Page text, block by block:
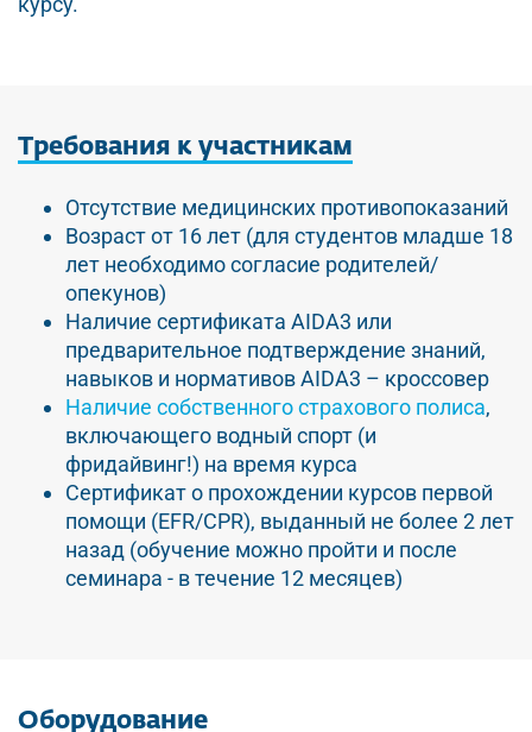
Требования к участникам
Отсутствие медицинских противопоказаний
Возраст от 16 лет (для студентов младше 18
лет необходимо согласие родителей/
опекунов)
Наличие сертификата AIDA3 или
предварительное подтверждение знаний,
навыков и нормативов AIDA3 – кроссовер
Наличие собственного страхового полиса,
включающего водный спорт (и
фридайвинг!) на время курса
Сертификат о прохождении курсов первой
помощи (EFR/CPR), выданный не более 2 лет
назад (обучение можно пройти и после
семинара - в течение 12 месяцев)
Оборудование